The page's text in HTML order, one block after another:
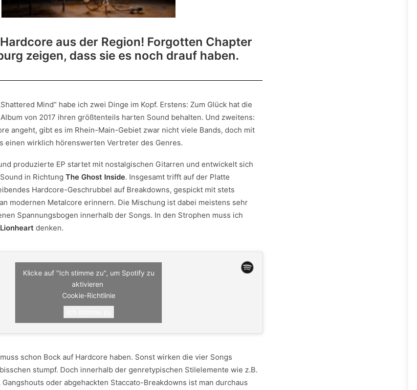
aus der Region! Forgotten Chapter
zeigen, dass sie es noch drauf haben.
Mind“ habe ich zwei Dinge im Kopf. Erstens: Zum Glück hat die
von 2017 ihren größtenteils harten Sound behalten. Und zweitens:
angeht, gibt es im Rhein-Main-Gebiet zwar nicht viele Bands, doch mit
einen wirklich hörenswerten Vertreter des Genres.
produzierte EP startet mit nostalgischen Gitarren und entwickelt sich
in Richtung The Ghost Inside. Insgesamt trifft auf der Platte
Hardcore-Geschrubbel auf Breakdowns, gespickt mit stets
modernen Metalcore erinnern. Die Mischung ist dabei meistens sehr
Spannungsbogen innerhalb der Songs. In den Strophen muss ich
Lionheart denken.
Klicke auf "Ich stimme zu", um Spotify zu
aktivieren
Cookie-Richtlinie
schon Bock auf Hardcore haben. Sonst wirken die vier Songs
stumpf. Doch innerhalb der genretypischen Stilelemente wie z.B.
oder abgehackten Staccato-Breakdowns ist man durchaus